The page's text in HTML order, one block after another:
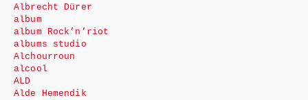
Albrecht Dürer
album
album Rock’n’riot
albums studio
Alchourroun
alcool
ALD
Alde Hemendik